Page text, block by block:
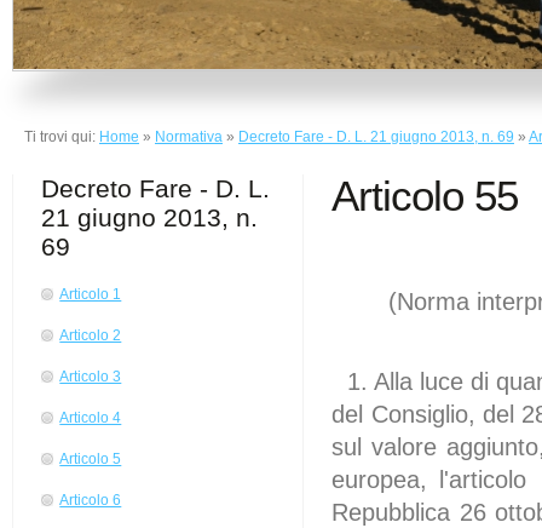
Ti trovi qui: Home » Normativa » Decreto Fare - D. L. 21 giugno 2013, n. 69 »
Decreto Fare - D. L.
21 giugno 2013, n.
69
Articolo 1
Articolo 2
Articolo 3
Articolo 4
Articolo 5
Articolo 6
Articolo 55
(Norma
1. Alla luce di
del Consiglio, del
sul valore
europea,
Repubblica 26